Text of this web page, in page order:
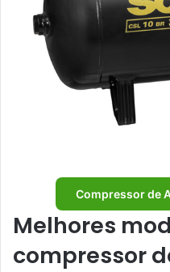
Compressor de
Melhores
compressor